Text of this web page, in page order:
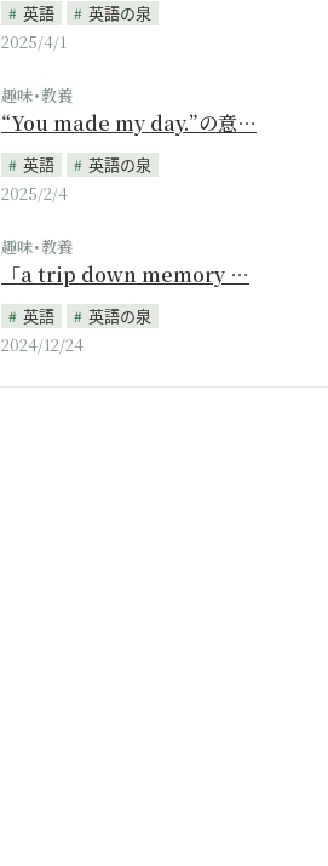
英語
英語の泉
2025/4/1
趣味･教養
“You made my day.”の意…
英語
英語の泉
2025/2/4
趣味･教養
「a trip down memory …
英語
英語の泉
2024/12/24